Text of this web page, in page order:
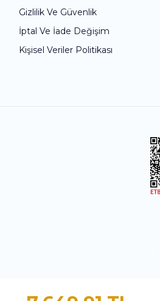
Gizlilik Ve Güvenlik
İptal Ve İade Değişim
Kişisel Veriler Politikası